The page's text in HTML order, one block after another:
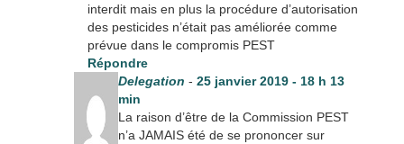
interdit mais en plus la procédure d’autorisation
des pesticides n’était pas améliorée comme
prévue dans le compromis PEST
Répondre
Delegation - 25 janvier 2019 - 18 h 13
min
La raison d’être de la Commission PEST
n’a JAMAIS été de se prononcer sur